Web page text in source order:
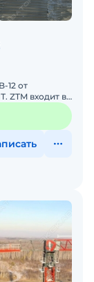
12 от
ZTM входит в